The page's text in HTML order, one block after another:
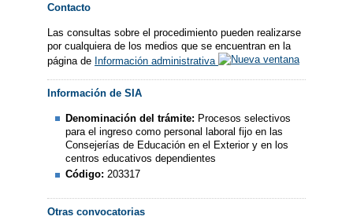
Contacto
Las consultas sobre el procedimiento pueden realizarse
por cualquiera de los medios que se encuentran en la
página de Información administrativa
Información de SIA
Denominación del trámite: Procesos selectivos
para el ingreso como personal laboral fijo en las
Consejerías de Educación en el Exterior y en los
centros educativos dependientes
Código:203317
Otras convocatorias